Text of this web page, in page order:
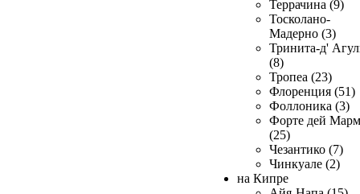
Террачина (9)
Тосколано-
Мадерно (3)
Тринита-д'
(8)
Тропеа (23)
Флоренция (51)
Фоллоника (3)
Форте дей
(25)
Чезантико (7)
Чинкуале (2)
на Кипре